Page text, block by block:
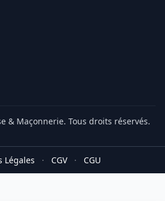
& Maçonnerie. Tous droits réservés.
Légales · CGV · CGU